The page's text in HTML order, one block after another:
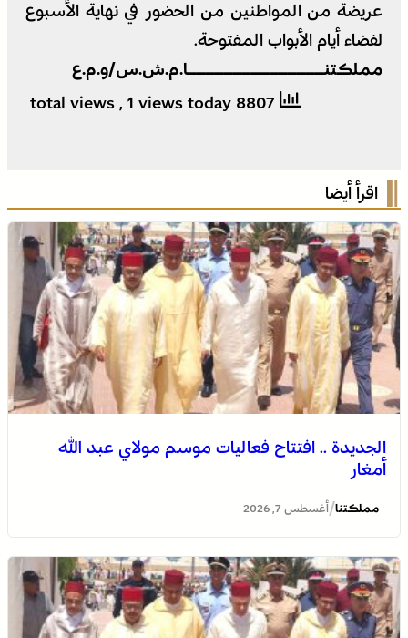
عريضة من المواطنين من الحضور في نهاية الأسبوع
لفضاء أيام الأبواب المفتوحة.
مملكتنـــــــــــــــا.م.ش.س/و.م.ع
, 1 views today
اقرأ أيضا
الجديدة .. افتتاح فعاليات موسم مولاي عبد الله
أمغار
مملكتنا/ أغسطس 7, 2026